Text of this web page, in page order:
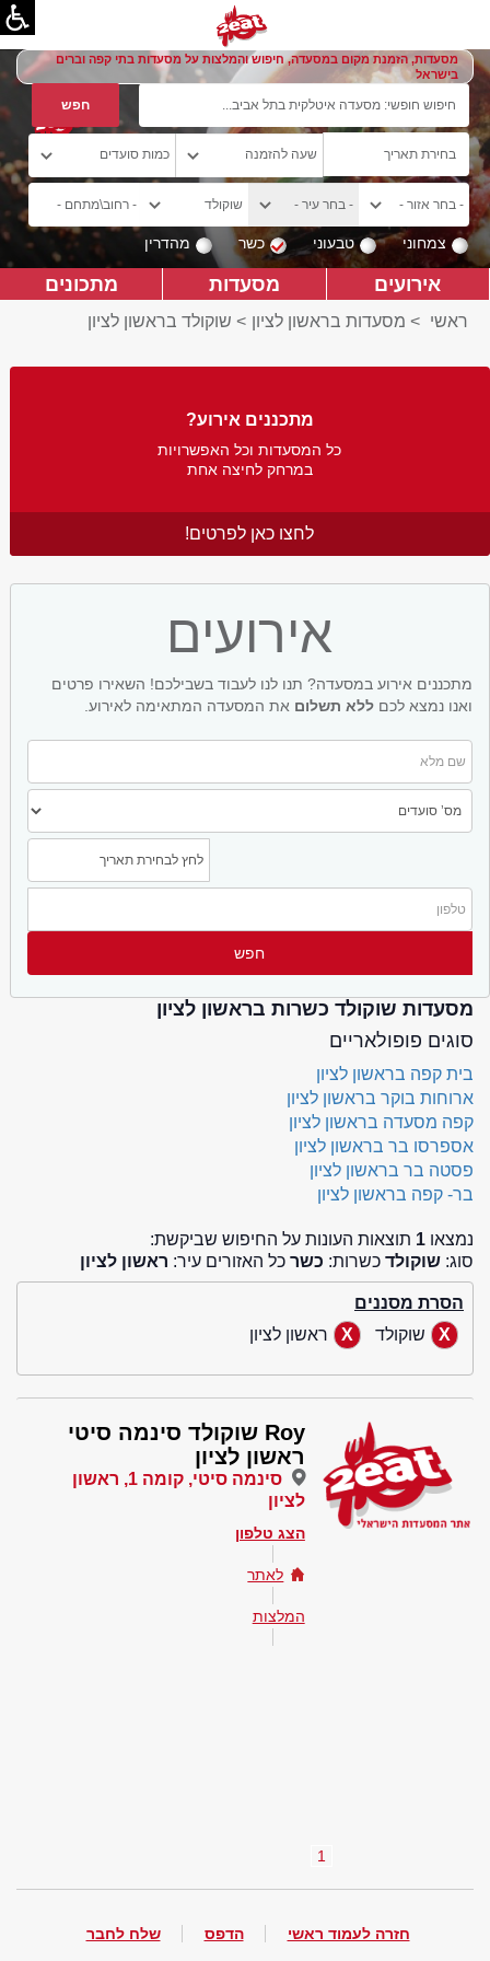
מסעדות, הזמנת מקום במסעדה, חיפוש והמלצות על מסעדות בתי קפה וברים
בישראל
צמחוני טבעוני כשר מהדרין
אירועים מסעדות מתכונים
ראשי > מסעדות בראשון לציון > שוקולד בראשון לציון
מתכננים אירוע?
כל המסעדות וכל האפשרויות
במרחק לחיצה אחת
לחצו כאן לפרטים!
אירועים
מתכננים אירוע במסעדה? תנו לנו לעבוד בשבילכם! השאירו פרטים
ואנו נמצא לכם ללא תשלום את המסעדה המתאימה לאירוע.
מסעדות שוקולד כשרות בראשון לציון
סוגים פופולאריים
בית קפה בראשון לציון
ארוחות בוקר בראשון לציון
קפה מסעדה בראשון לציון
אספרסו בר בראשון לציון
פסטה בר בראשון לציון
בר- קפה בראשון לציון
נמצאו 1 תוצאות העונות על החיפוש שביקשת:
סוג: שוקולד כשרות: כשר כל האזורים עיר: ראשון לציון
הסרת מסננים
שוקולד
ראשון לציון
Roy שוקולד סינמה סיטי
ראשון לציון
סינמה סיטי, קומה 1, ראשון
לציון
הצג טלפון
לאתר
המלצות
1
חזרה לעמוד ראשי הדפס שלח לחבר